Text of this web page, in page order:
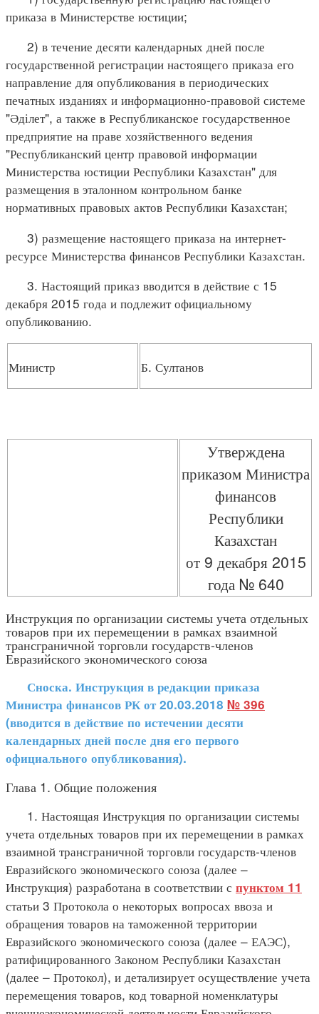
приказа в Министерстве юстиции;
2) в течение десяти календарных дней после
государственной регистрации настоящего приказа его
направление для опубликования в периодических
печатных изданиях и информационно-правовой системе
"Әділет", а также в Республиканское государственное
предприятие на праве хозяйственного ведения
"Республиканский центр правовой информации
Министерства юстиции Республики Казахстан" для
размещения в эталонном контрольном банке
нормативных правовых актов Республики Казахстан;
3) размещение настоящего приказа на интернет-
ресурсе Министерства финансов Республики Казахстан.
3. Настоящий приказ вводится в действие с 15
декабря 2015 года и подлежит официальному
опубликованию.
Министр Б. Султанов
Утверждена
приказом Министра
финансов
Республики
Казахстан
от 9 декабря 2015
года № 640
Инструкция по организации системы учета отдельных
товаров при их перемещении в рамках взаимной
трансграничной торговли государств-членов
Евразийского экономического союза
Сноска. Инструкция в редакции приказа
Министра финансов РК от 20.03.2018 № 396
(вводится в действие по истечении десяти
календарных дней после дня его первого
официального опубликования).
Глава 1. Общие положения
1. Настоящая Инструкция по организации системы
учета отдельных товаров при их перемещении в рамках
взаимной трансграничной торговли государств-членов
Евразийского экономического союза (далее –
Инструкция) разработана в соответствии с пунктом 11
статьи 3 Протокола о некоторых вопросах ввоза и
обращения товаров на таможенной территории
Евразийского экономического союза (далее – ЕАЭС),
ратифицированного Законом Республики Казахстан
(далее – Протокол), и детализирует осуществление учета
перемещения товаров, код товарной номенклатуры